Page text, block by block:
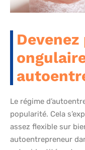
Le régime
popularité. Cela
assez flexible sur
autoentrepreneur